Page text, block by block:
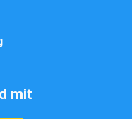
mit